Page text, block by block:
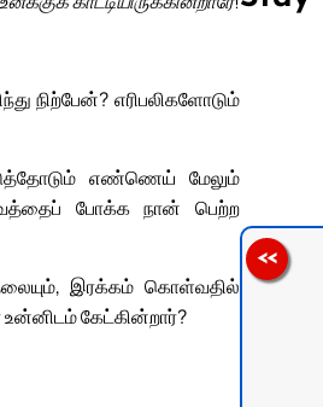
நிற்பேன்? எரிபலிகளோடும்
எண்ணெய் மேலும்
போக்க நான் பெற்ற
இரக்கம் கொள்வதில்
கேட்கின்றார்?
Follow us on Facebook
<<